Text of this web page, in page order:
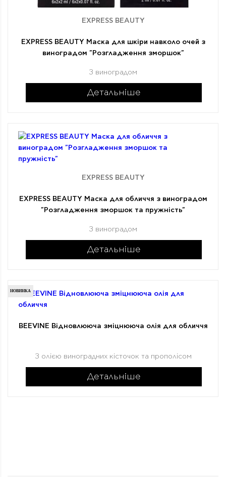
EXPRESS BEAUTY
EXPRESS BEAUTY Маска для шкіри навколо очей з
виноградом "Розгладження зморшок"
З виноградом
Детальніше
EXPRESS BEAUTY
EXPRESS BEAUTY Маска для обличчя з виноградом
"Розгладження зморшок та пружність"
З виноградом
Детальніше
НОВИНКА
BEEVINE Відновлююча зміцнююча олія для обличчя
З олією виноградних кісточок та прополісом
Детальніше